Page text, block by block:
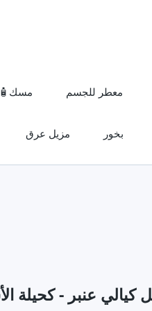
معطر للجسم مسك🧴
بخور مزيل عرق